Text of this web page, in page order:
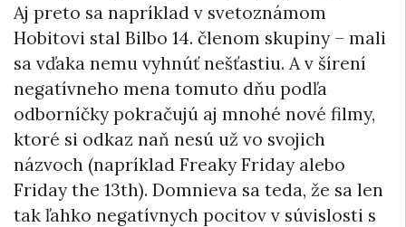
Aj preto sa napríklad v svetoznámom
Hobitovi stal Bilbo 14. členom skupiny – mali
sa vďaka nemu vyhnúť nešťastiu. A v šírení
negatívneho mena tomuto dňu podľa
odborníčky pokračujú aj mnohé nové filmy,
ktoré si odkaz naň nesú už vo svojich
názvoch (napríklad Freaky Friday alebo
Friday the 13th). Domnieva sa teda, že sa len
tak ľahko negatívnych pocitov v súvislosti s